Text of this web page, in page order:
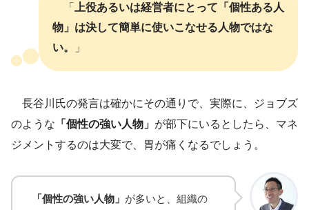
「
上役あるいは経営者にとって「個性ある人
物」は決して簡単に使いこなせる人物ではな
い。
」
長谷川氏の発言は確かにその通りで、実際に、ジョブズ
のような 「個性の強い人物」 が部下にいるとしたら、マネ
ジメントするのは大変で、胃が痛くなるでしょう。
「個性の強い人物」 が多いと、組織の